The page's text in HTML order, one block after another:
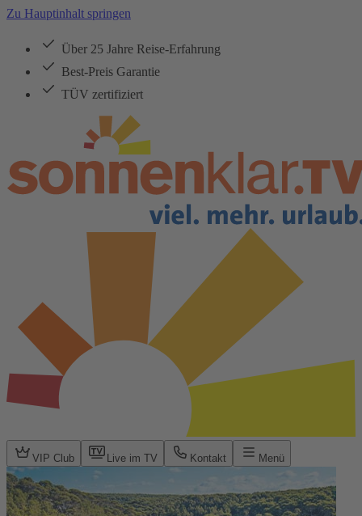
Zu Hauptinhalt springen
Über 25 Jahre Reise-Erfahrung
Best-Preis Garantie
TÜV zertifiziert
VIP Club Live im TV Kontakt Menü